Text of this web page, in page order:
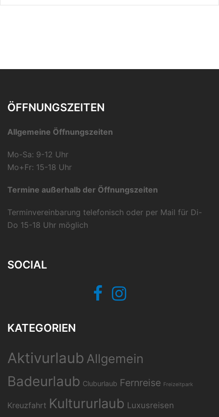
ÖFFNUNGSZEITEN
Allgemeine Öffnungszeiten
Mo-Sa: 9-12 Uhr
Mo+Fr: 15-18 Uhr
Termine außerhalb der Öffnungszeiten
Terminvereinbarung telefonisch oder per Mail für Di-
Do 15-18 Uhr möglich
SOCIAL
FacebookInstagram
KATEGORIEN
Aktivurlaub Allgemein
Badeurlaub Cluburlaub Fernreise Freizeitpark
Kreuzfahrt Kultururlaub Luxusreisen